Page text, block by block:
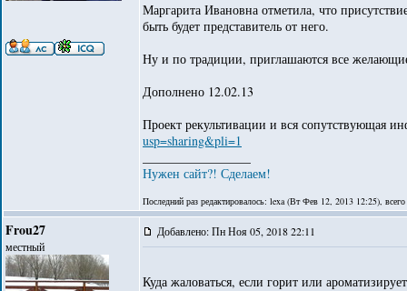
Маргарита Ивановна отметила, что
быть будет представитель от него.
Ну и по традиции, приглашаются все
Дополнено 12.02.13
Проект рекультивации и вся сопутствующая
usp=sharing&pli=1
Нужен сайт?! Сделаем!
Последний раз редактировалось: lexa (Вт Фев 12, 2013 12:25), всего
Frou27
местный
Добавлено: Пн Ноя 05, 2018 22:11
Куда жаловаться, если горит или